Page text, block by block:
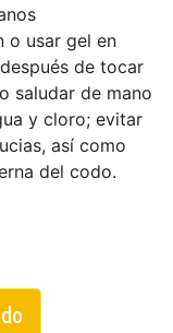
o usar gel en
de tocar
saludar de mano
y cloro; evitar
así como
del codo.